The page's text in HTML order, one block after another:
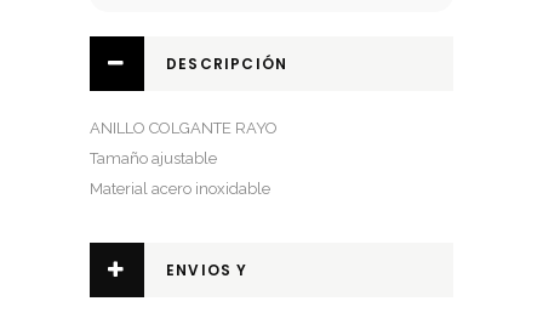
DESCRIPCIÓN
ANILLO COLGANTE RAYO
Tamaño ajustable
Material acero inoxidable
ENVIOS Y